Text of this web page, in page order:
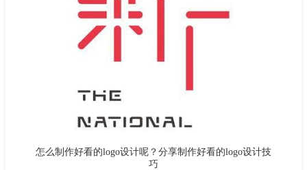
怎么制作好看的logo设计呢？分享制作好看的logo设计技
巧